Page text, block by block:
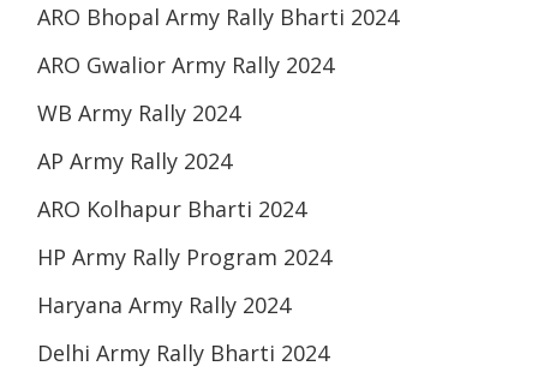
ARO Bhopal Army Rally Bharti 2024
ARO Gwalior Army Rally 2024
WB Army Rally 2024
AP Army Rally 2024
ARO Kolhapur Bharti 2024
HP Army Rally Program 2024
Haryana Army Rally 2024
Delhi Army Rally Bharti 2024